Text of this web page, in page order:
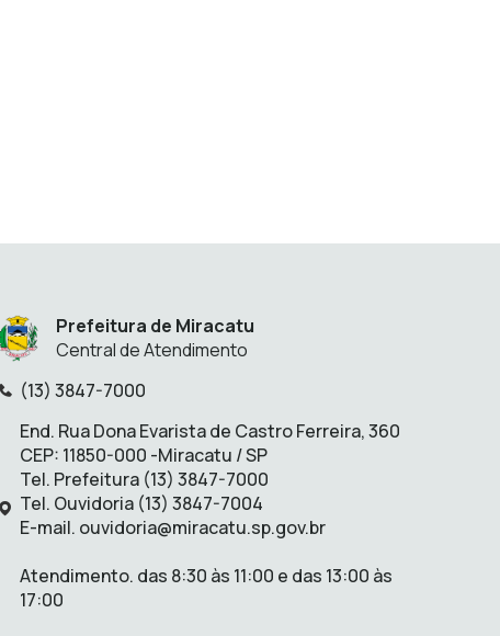
Prefeitura de Miracatu
Central de Atendimento
Telefone:
(13) 3847-7000
Endereço:
End. Rua Dona Evarista de Castro Ferreira, 360
CEP: 11850-000 -Miracatu / SP
Tel. Prefeitura (13) 3847-7000
Tel. Ouvidoria (13) 3847-7004
E-mail. ouvidoria@miracatu.sp.gov.br
Atendimento. das 8:30 às 11:00 e das 13:00 às
17:00